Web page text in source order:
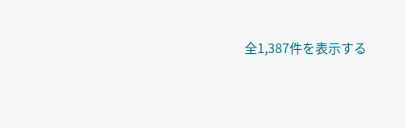
全1,387件を表示する